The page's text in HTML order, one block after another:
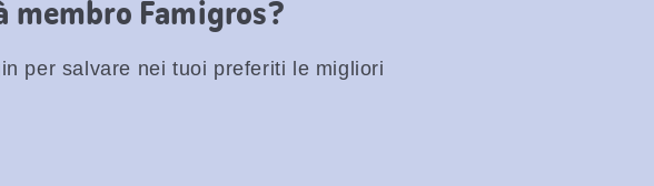
membro Famigros?
per salvare nei tuoi preferiti le migliori